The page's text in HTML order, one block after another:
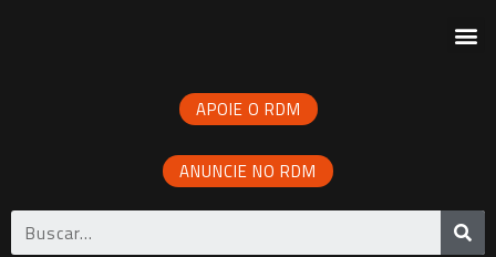
APOIE O RDM
ANUNCIE NO RDM